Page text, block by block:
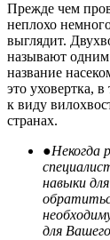
Прежде чем
неплохо
выглядит.
называют
название
это уховертка,
к виду
странах.
●Некогда
навыки
для